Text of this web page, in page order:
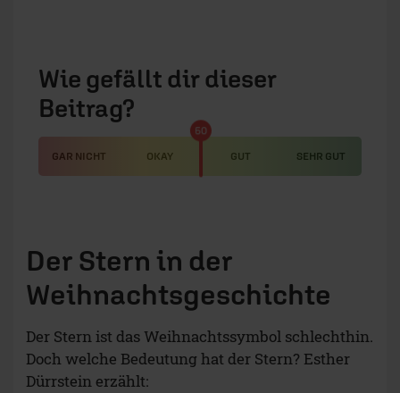
Wie gefällt dir dieser
Beitrag?
GAR NICHT OKAY GUT SEHR GUT
50
Der Stern in der
Weihnachtsgeschichte
Der Stern ist das Weihnachtssymbol schlechthin.
Doch welche Bedeutung hat der Stern? Esther
Dürrstein erzählt: